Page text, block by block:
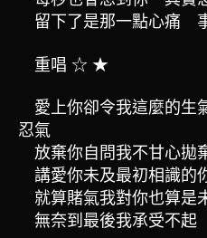
留下了是那一點心痛
重唱 ☆ ★
愛上你卻令我這麼的
忍氣
放棄你自問我不甘心
講愛你未及最初相識的
就算賭氣我對你也算是
無奈到最後我承受不起